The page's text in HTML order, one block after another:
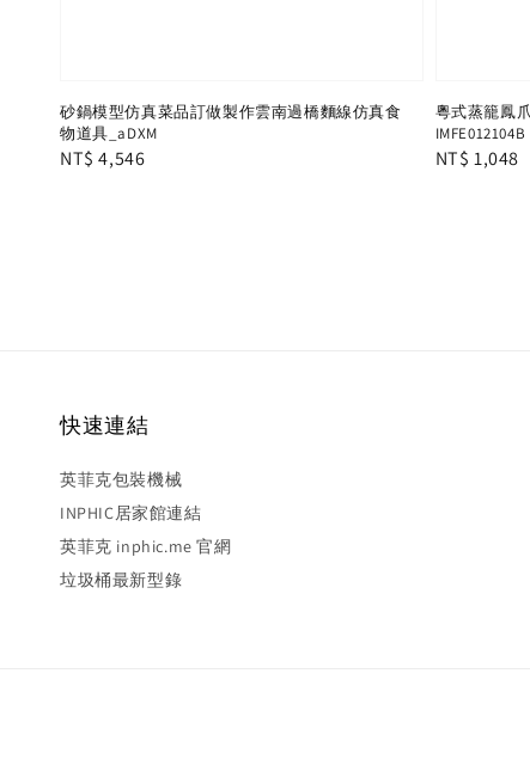
砂鍋模型仿真菜品訂做製作雲南過橋麵線仿真食
物道具_aDXM
Regular
NT$ 4,546
粵式蒸籠鳳
IMFE012104B
Regular
NT$ 1,048
快速連結
英菲克包裝機械
INPHIC居家館連結
英菲克 inphic.me 官網
垃圾桶最新型錄